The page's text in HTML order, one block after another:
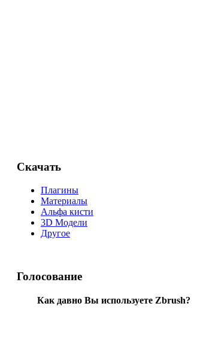
Скачать
Плагины
Материалы
Альфа кисти
3D Модели
Другое
Голосование
Как давно Вы используете Zbrush?